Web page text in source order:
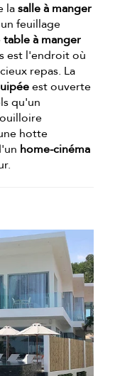
lasalle à manger
feuillage
table à manger
est l'endroit où
repas. La
est ouverte
qu'un
hotte
home-cinéma